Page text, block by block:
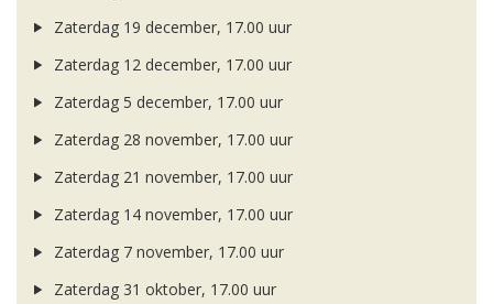
Zaterdag 19 december, 17.00 uur
Zaterdag 12 december, 17.00 uur
Zaterdag 5 december, 17.00 uur
Zaterdag 28 november, 17.00 uur
Zaterdag 21 november, 17.00 uur
Zaterdag 14 november, 17.00 uur
Zaterdag 7 november, 17.00 uur
Zaterdag 31 oktober, 17.00 uur